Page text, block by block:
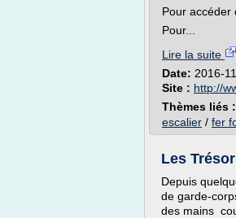
Pour accéder
Pour...
Lire la suite
Date: 2016-
Site : http://
Thèmes liés :
escalier / fer
Les
Depuis
de garde-
des mains